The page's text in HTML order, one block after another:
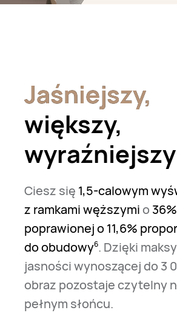
Jaśniejszy,
Jaśniejszy,
większy,
wyraźniejszy
Ciesz się 1,5-calowym
z ramkami węższymio 36%⁠
poprawionej o 11,6%
do obudowy6. Dzięki
jasności wynoszącej do 3
obraz pozostaje czytelny
pełnym słońcu.